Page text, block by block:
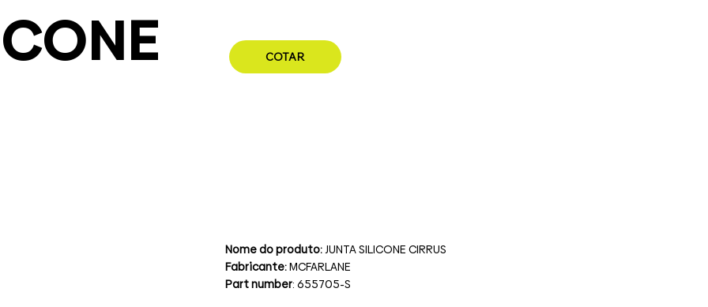
COTAR
Nome do produto:JUNTA SILICONE CIRRUS
Fabricante:MCFARLANE
Part number: 655705-S